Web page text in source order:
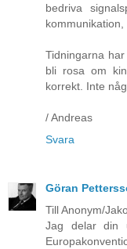
bedriva
Tidningarna
bli rosa om
korrekt. Inte
/ Andreas
Svara
Göran
Till Anonym/
Jag delar din